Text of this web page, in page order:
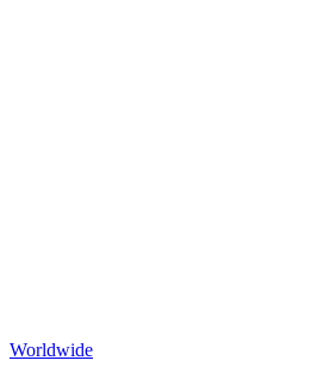
Worldwide